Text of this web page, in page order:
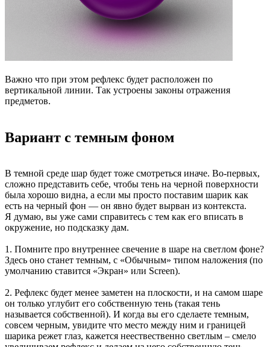
Важно что при этом рефлекс будет расположен по
вертикальной линии. Так устроены законы отражения
предметов.
Вариант с темным фоном
В темной среде шар будет тоже смотреться иначе. Во-первых,
сложно представить себе, чтобы тень на черной поверхности
была хорошо видна, а если мы просто поставим шарик как
есть на черный фон — он явно будет вырван из контекста.
Я думаю, вы уже сами справитесь с тем как его вписать в
окружение, но подсказку дам.
1. Помните про внутреннее свечение в шаре на светлом фоне?
Здесь оно станет темным, с «Обычным» типом наложения (по
умолчанию ставится «Экран» или Screen).
2. Рефлекс будет менее заметен на плоскости, и на самом шаре
он только углубит его собственную тень (такая тень
называется собственной). И когда вы его сделаете темным,
совсем черным, увидите что место между ним и границей
шарика режет глаз, кажется неествественно светлым – смело